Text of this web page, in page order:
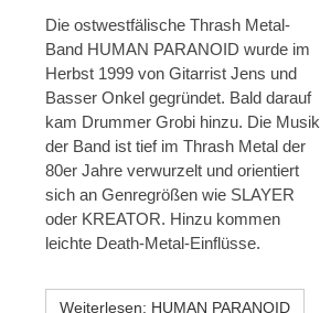
Die ostwestfälische Thrash Metal-
Band HUMAN PARANOID wurde im
Herbst 1999 von Gitarrist Jens und
Basser Onkel gegründet. Bald darauf
kam Drummer Grobi hinzu. Die Musik
der Band ist tief im Thrash Metal der
80er Jahre verwurzelt und orientiert
sich an Genregrößen wie SLAYER
oder KREATOR. Hinzu kommen
leichte Death-Metal-Einflüsse.
Weiterlesen: HUMAN PARANOID